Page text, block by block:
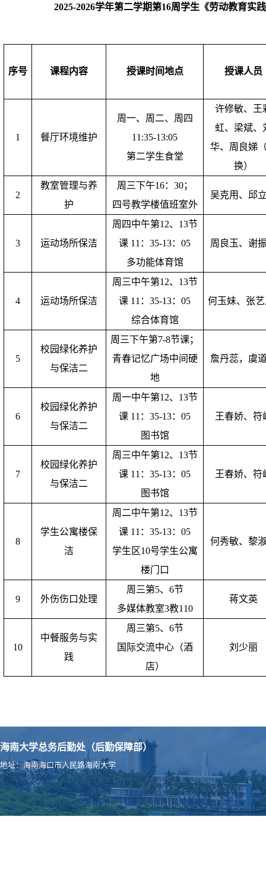
2025-2026学年第二学期第16周 学生《劳动教育实
序号 课程内容 授课时间地点 授课人员
1 餐厅环境维护
周一、周二、周四
11:35-13:05
第二学生食堂
许修敏、王
虹、梁斌、
华、周良娣
换）
2
教室管理与养
护
周三下午16：30；
四号教学楼值班室外
吴克用、邱
3 运动场所保洁
周四中午第12、13节
课 11：35-13：05
多功能体育馆
周良玉、谢
4 运动场所保洁
周三中午第12、13节
课 11：35-13：05
综合体育馆
何玉妹、张
5
校园绿化养护
与保洁二
周三下午第7-8节课；
青春记忆广场中间硬
地
詹丹蕊，虞
6
校园绿化养护
与保洁二
周一中午第12、13节
课 11：35-13：05
图书馆
王春娇、符
7
校园绿化养护
与保洁二
周三中午第12、13节
课 11：35-13：05
图书馆
王春娇、符
8
学生公寓楼保
洁
周二中午第12、13节
课 11：35-13：05
学生区10号学生公寓
楼门口
何秀敏、黎
9 外伤伤口处理
周三第5、6节
多媒体教室3教110
蒋文英
10
中餐服务与实
践
周三第5、6节
国际交流中心（酒
店）
刘少丽
海南大学总务后勤处（后勤保障部）
地址：海南海口市人民路海南大学